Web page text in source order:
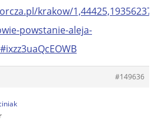
krakow/
powstanie-aleja-
#149636